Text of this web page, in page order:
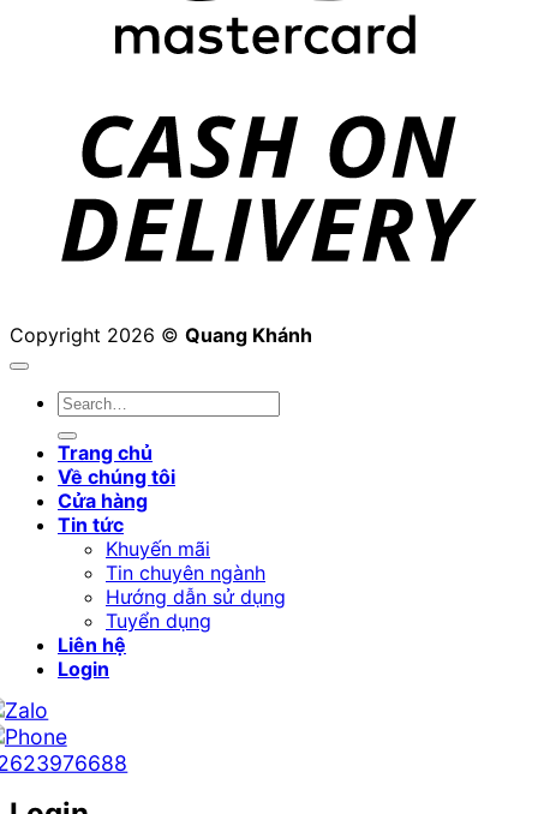
Copyright 2026 © Quang Khánh
Search
Trang chủ
Về chúng tôi
Cửa hàng
Tin tức
Khuyến mãi
Tin chuyên ngành
Hướng dẫn sử dụng
Tuyển dụng
Liên hệ
Login